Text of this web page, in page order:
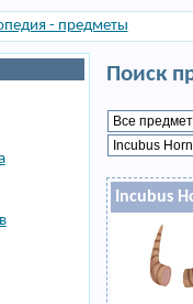
- предметы
Поиск
Incubus